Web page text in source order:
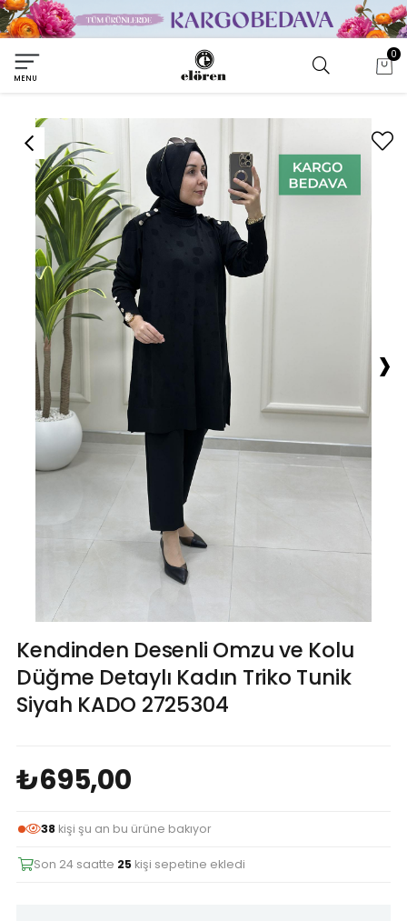
MENU
0
›
Kendinden Desenli Omzu ve Kolu
Düğme Detaylı Kadın Triko Tunik
Siyah KADO 2725304
₺695,00
38 kişi şu an bu ürüne bakıyor
Son 24 saatte 25 kişi sepetine ekledi